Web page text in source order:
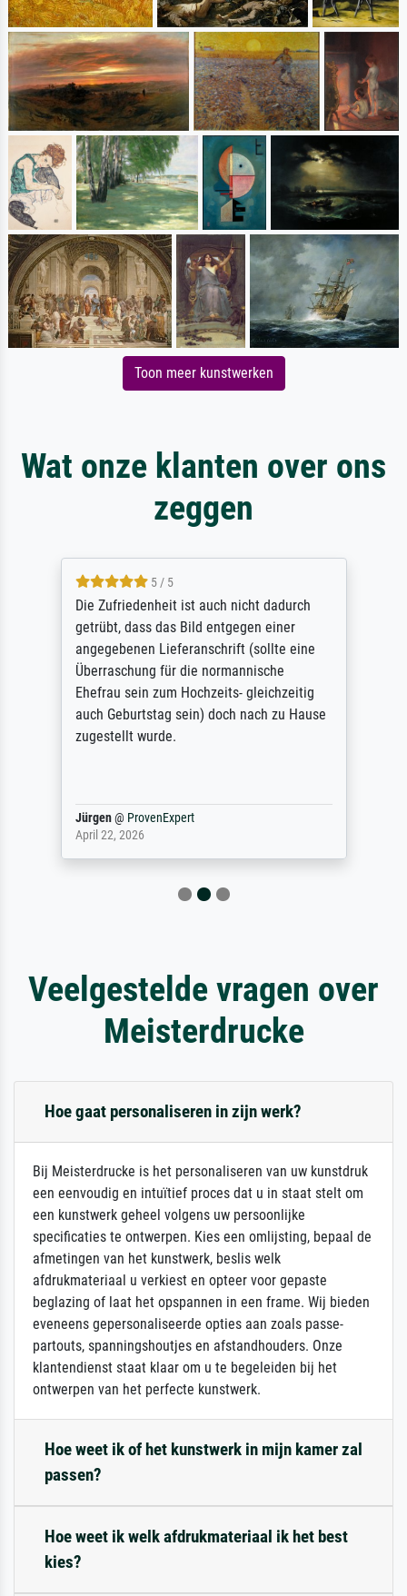
Toon meer kunstwerken
Wat onze klanten over ons
zeggen
5 / 5
Die Zufriedenheit ist auch nicht dadurch
getrübt, dass das Bild entgegen einer
angegebenen Lieferanschrift (sollte eine
Überraschung für die normannische
Ehefrau sein zum Hochzeits- gleichzeitig
auch Geburtstag sein) doch nach zu Hause
zugestellt wurde.
Jürgen@ ProvenExpert
April 22, 2026
Veelgestelde vragen over
Meisterdrucke
Hoe gaat personaliseren in zijn werk?
Bij Meisterdrucke is het personaliseren van uw kunstdruk
een eenvoudig en intuïtief proces dat u in staat stelt om
een kunstwerk geheel volgens uw persoonlijke
specificaties te ontwerpen. Kies een omlijsting, bepaal de
afmetingen van het kunstwerk, beslis welk
afdrukmateriaal u verkiest en opteer voor gepaste
beglazing of laat het opspannen in een frame. Wij bieden
eveneens gepersonaliseerde opties aan zoals passe-
partouts, spanningshoutjes en afstandhouders. Onze
klantendienst staat klaar om u te begeleiden bij het
ontwerpen van het perfecte kunstwerk.
Hoe weet ik of het kunstwerk in mijn kamer zal
passen?
Hoe weet ik welk afdrukmateriaal ik het best
kies?